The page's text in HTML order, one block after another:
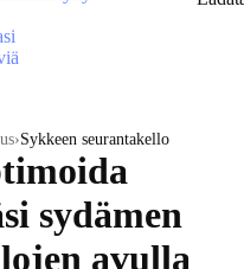
Sykkeen seurantakello
sydämen
avulla